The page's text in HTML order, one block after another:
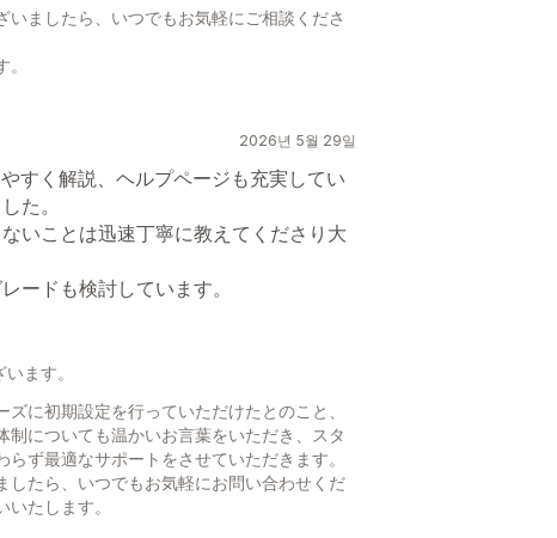
ましたら、いつでもお気軽にご相談くださ
2026년 5월 29일
すく解説、ヘルプページも充実してい
た。
いことは迅速丁寧に教えてくださり大
ードも検討しています。
ます。
に初期設定を行っていただけたとのこと、
についても温かいお言葉をいただき、スタ
ず最適なサポートをさせていただきます。
たら、いつでもお気軽にお問い合わせくだ
たします。